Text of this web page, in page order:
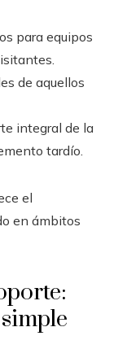
para equipos
de aquellos
integral de la
tardío.
el
en ámbitos